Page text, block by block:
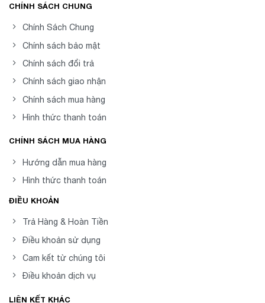
CHÍNH SÁCH CHUNG
Chính Sách Chung
Chính sách bảo mật
Chính sách đổi trả
Chính sách giao nhận
Chính sách mua hàng
Hình thức thanh toán
CHÍNH SÁCH MUA HÀNG
Hướng dẫn mua hàng
Hình thức thanh toán
ĐIỀU KHOẢN
Trả Hàng & Hoàn Tiền
Điều khoản sử dụng
Cam kết từ chúng tôi
Điều khoản dịch vụ
LIÊN KẾT KHÁC